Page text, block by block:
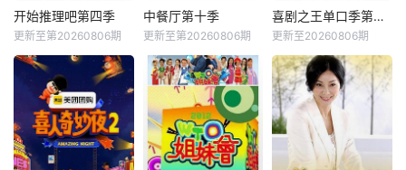
开始推理吧第四季
更新至第20260806期
中餐厅第十季
更新至第20260806期
喜剧之王单口季第三季
更新至20260806期